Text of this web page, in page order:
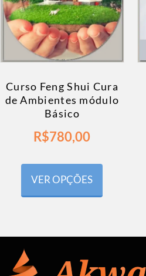
Curso Feng Shui Cura
de Ambientes módulo
Básico
R$780,00
VER OPÇÕES